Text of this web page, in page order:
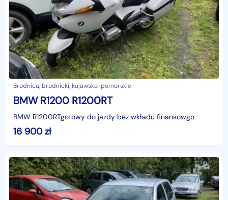
Brodnica, brodnicki, kujawsko-pomorskie
BMW R1200 R1200RT
BMW R1200RTgotowy do jazdy bez wkładu finansowgo
16 900zł